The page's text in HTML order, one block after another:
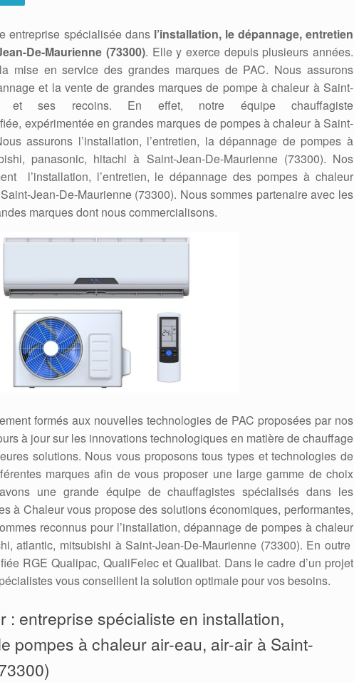
entreprise spécialisée dans l’installation, le dépannage, entretien
De-Maurienne (73300). Elle y exerce depuis plusieurs années.
mise en service des grandes marques de PAC. Nous assurons
et la vente de grandes marques de pompe à chaleur à Saint-
et ses recoins. En effet, notre équipe chauffagiste
expérimentée en grandes marques de pompes à chaleur à Saint-
assurons l’installation, l’entretien, la dépannage de pompes à
panasonic, hitachi à Saint-Jean-De-Maurienne (73300). Nos
l’installation, l’entretien, le dépannage des pompes à chaleur
Jean-De-Maurienne (73300). Nous sommes partenaire avec les
marques dont nous commercialisons.
formés aux nouvelles technologies de PAC proposées par nos
à jour sur les innovations technologiques en matière de chauffage
solutions. Nous vous proposons tous types et technologies de
marques afin de vous proposer une large gamme de choix
une grande équipe de chauffagistes spécialisés dans les
à Chaleur vous propose des solutions économiques, performantes,
reconnus pour l’installation, dépannage de pompes à chaleur
atlantic, mitsubishi à Saint-Jean-De-Maurienne (73300). En outre
RGE Qualipac, QualiFelec et Qualibat. Dans le cadre d’un projet
vous conseillent la solution optimale pour vos besoins.
: entreprise spécialiste en installation,
pompes à chaleur air-eau, air-air à Saint-